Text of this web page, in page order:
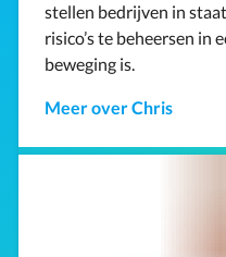
stellen bedrijven in
risico’s te beheersen in
beweging is.
Meer over Chris